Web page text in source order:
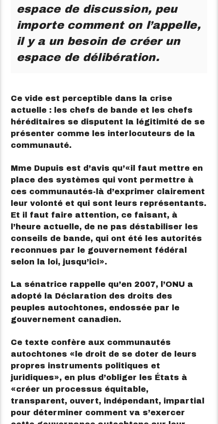
espace de discussion, peu
importe comment on l’appelle,
il y a un besoin de créer un
espace de délibération.
Ce vide est perceptible dans la crise
actuelle : les chefs de bande et les chefs
héréditaires se disputent la légitimité de se
présenter comme les interlocuteurs de la
communauté.
Mme Dupuis est d’avis qu’
il faut mettre en
place des systèmes qui vont permettre à
ces communautés-là d’exprimer clairement
leur volonté et qui sont leurs représentants.
Et il faut faire attention, ce faisant, à
l’heure actuelle, de ne pas déstabiliser les
conseils de bande, qui ont été les autorités
reconnues par le gouvernement fédéral
selon la loi, jusqu’ici
.
La sénatrice rappelle qu’en 2007, l’ONU a
adopté la Déclaration des droits des
peuples autochtones, endossée par le
gouvernement canadien.
Ce texte confère aux communautés
autochtones
le droit de se doter de leurs
propres instruments politiques et
juridiques
, en plus d’obliger les États à
créer un processus équitable,
transparent, ouvert, indépendant, impartial
pour déterminer comment va s’exercer